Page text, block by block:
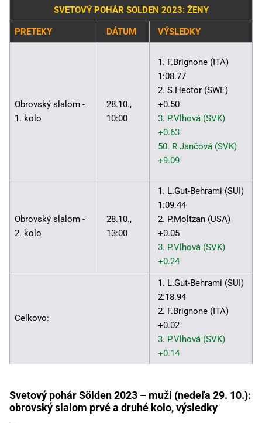
SVETOVÝ POHÁR SOLDEN 2023: ŽENY
PRETEKY DÁTUM VÝSLEDKY
Obrovský slalom -
1. kolo
28.10.,
10:00
1. F.Brignone (ITA)
1:08.77
2. S.Hector (SWE)
+0.50
3. P.Vlhová (SVK)
+0.63
50. R.Jančová (SVK)
+9.09
Obrovský slalom -
2. kolo
28.10.,
13:00
1. L.Gut-Behrami (SUI)
1:09.44
2. P.Moltzan (USA)
+0.05
3. P.Vlhová (SVK)
+0.24
Celkovo:
1. L.Gut-Behrami (SUI)
2:18.94
2. F.Brignone (ITA)
+0.02
3. P.Vlhová (SVK)
+0.14
Svetový pohár Sölden 2023 – muži (nedeľa 29. 10.):
obrovský slalom prvé a druhé kolo, výsledky